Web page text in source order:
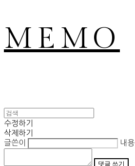
MEMO
수정하기
삭제하기
글쓴이
내용
댓글 쓰기